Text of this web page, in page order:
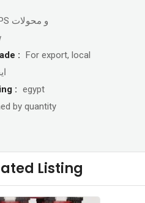
انفرتر و UPS و محولات
: For export, local
: egypt
by quantity
Listing